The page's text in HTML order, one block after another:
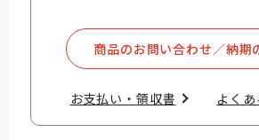
商品のお問い合わせ／納期
お支払い・領収書​ よく